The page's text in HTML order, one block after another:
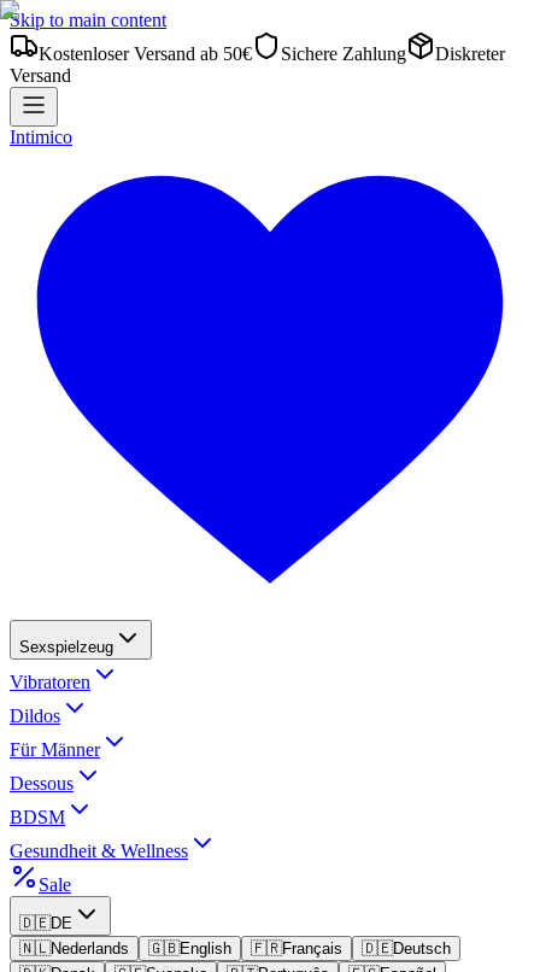
Skip to main content
Kostenloser Versand ab 50€
Sichere Zahlung
Diskreter
Versand
Intimico
Sexspielzeug
Vibratoren
Dildos
Für Männer
Dessous
BDSM
Gesundheit & Wellness
Sale
🇩🇪DE
🇳🇱Nederlands 🇬🇧English 🇫🇷Français 🇩🇪Deutsch